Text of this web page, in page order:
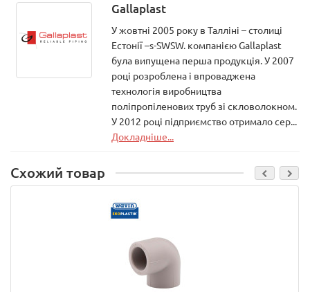
Gallaplast
У жовтні 2005 року в Талліні – столиці
Естонії –s-SWSW. компанією Gallaplast
була випущена перша продукція. У 2007
році розроблена і впроваджена
технологія виробництва
поліпропіленових труб зі скловолокном.
У 2012 році підприємство отримало сер...
Докладніше...
Схожий товар